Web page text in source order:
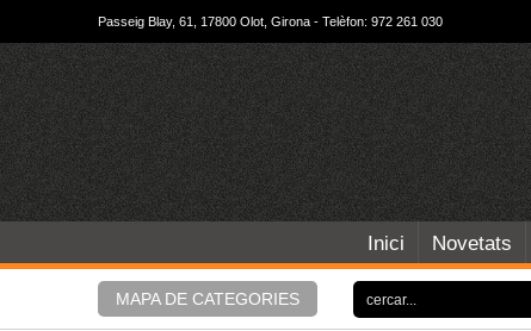
Passeig Blay, 61, 17800 Olot, Girona - Telèfon: 972 261 030
Inici Novetats
MAPA DE CATEGORIES